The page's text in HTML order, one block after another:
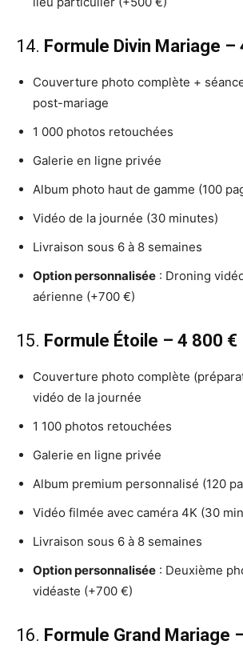
14. Formule Divin Mariage –
Couverture photo complète +
post-mariage
1 000 photos retouchées
Galerie en ligne privée
Album photo haut de gamme (100
Vidéo de la journée (30 minutes)
Livraison sous 6 à 8 semaines
Option personnalisée : Droning
aérienne (+700 €)
15. Formule Étoile – 4 800 €
Couverture photo complète
vidéo de la journée
1 100 photos retouchées
Galerie en ligne privée
Album premium personnalisé (120
Vidéo filmée avec caméra 4K (30
Livraison sous 6 à 8 semaines
Option personnalisée : Deuxième
vidéaste (+700 €)
16. Formule Grand Mariage